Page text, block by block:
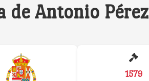
de Antonio Pérez
1579